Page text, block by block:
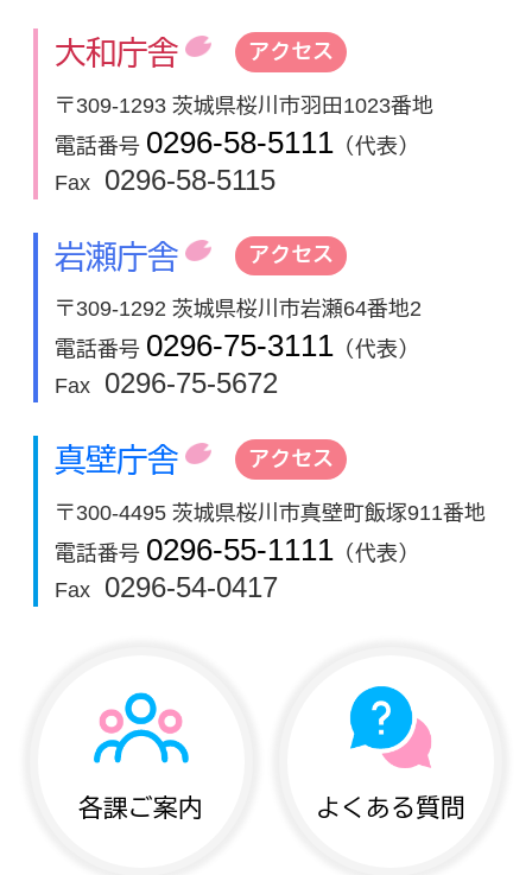
大和庁舎 アクセス
〒309-1293 茨城県桜川市羽田1023番地
電話番号 0296-58-5111 （代表）
Fax
0296-58-5115
岩瀬庁舎 アクセス
〒309-1292 茨城県桜川市岩瀬64番地2
電話番号 0296-75-3111 （代表）
Fax
0296-75-5672
真壁庁舎 アクセス
〒300-4495 茨城県桜川市真壁町飯塚911番地
電話番号 0296-55-1111 （代表）
Fax
0296-54-0417
各課ご案内 よくある質問